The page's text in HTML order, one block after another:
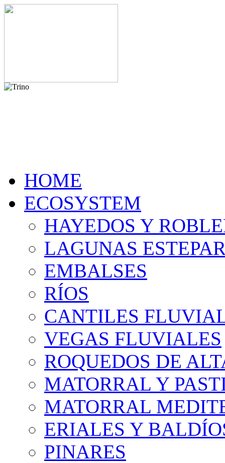
HOME
ECOSYSTEM
HAYEDOS Y
LAGUNAS
EMBALSES
RÍOS
CANTILES
VEGAS FLUVIALES
ROQUEDOS DE
MATORRAL Y
MATORRAL
ERIALES Y
PINARES